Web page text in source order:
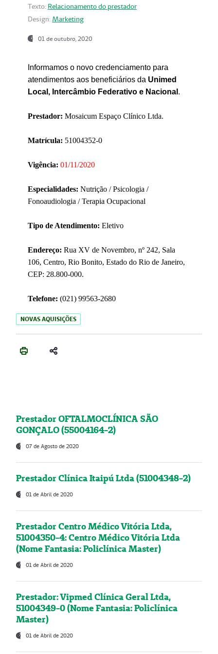
Texto: Relacionamento do prestador
Design: Marketing
01 de outubro, 2020
Informamos o novo credenciamento para
atendimentos aos beneficiários da Unimed
Local, Intercâmbio Federativo e Nacional .
Prestador: Mosaicum Espaço Clínico Ltda.
Matrícula: 51004352-0
Vigência: 01/11/2020
Especialidades: Nutrição / Psicologia /
Fonoaudiologia / Terapia Ocupacional
Tipo de Atendimento: Eletivo
Endereço: Rua XV de Novembro, nº 242, Sala
106, Centro, Rio Bonito, Estado do Rio de Janeiro,
CEP: 28.800-000.
Telefone: (021) 99563-2680
NOVAS AQUISIÇÕES
Prestador OFTALMOCLÍNICA SÃO
GONÇALO (55004164-2)
07 de Agosto de 2020
Prestador Clínica Itaipú Ltda (51004348-2)
01 de Abril de 2020
Prestador Centro Médico Vitória Ltda,
51004350-4: Centro Médico Vitória Ltda
(Nome Fantasia: Policlínica Master)
01 de Abril de 2020
Prestador: Vipmed Clínica Geral Ltda,
51004349-0 (Nome Fantasia: Policlínica
Master)
01 de Abril de 2020